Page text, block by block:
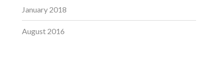
January 2018
August 2016